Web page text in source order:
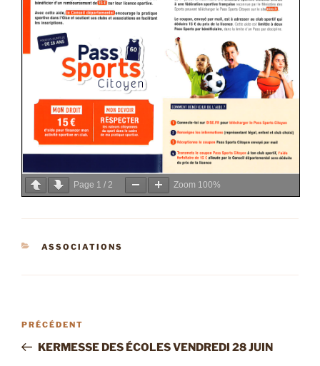
Page 1 / 2 Zoom 100%
CATÉGORIES
ASSOCIATIONS
Navigation
l’article
Article
précédent
PRÉCÉDENT
KERMESSE DES ÉCOLES VENDREDI 28 JUIN